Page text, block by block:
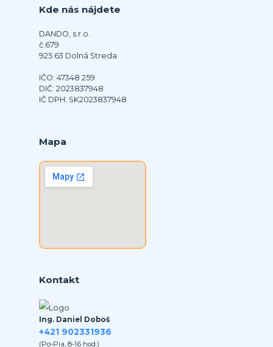
Kde nás nájdete
DANDO, s.r.o.
č.679
925 63 Dolná Streda
IČO: 47348 259
DIČ: 2023837948
IČ DPH: SK2023837948
Mapa
Kontakt
Ing. Daniel Doboš
+421 902331936
(Po-Pia, 8-16 hod.)